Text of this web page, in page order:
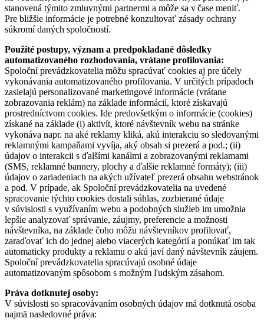
stanovená týmito zmluvnými partnermi a môže sa v čase meniť.
Pre bližšie informácie je potrebné konzultovať zásady ochrany
súkromí daných spoločností.
Použité postupy, význam a predpokladané dôsledky
automatizovaného rozhodovania, vrátane profilovania:
Spoloční prevádzkovatelia môžu spracúvať cookies aj pre účely
vykonávania automatizovaného profilovania. V určitých prípadoch
zasielajú personalizované marketingové informácie (vrátane
zobrazovania reklám) na základe informácií, ktoré získavajú
prostredníctvom cookies. Ide predovšetkým o informácie (cookies)
získané na základe (i) aktivít, ktoré návštevník webu na stránke
vykonáva napr. na aké reklamy kliká, akú interakciu so sledovanými
reklamnými kampaňami vyvíja, aký obsah si prezerá a pod.; (ii)
údajov o interakcii s ďalšími kanálmi a zobrazovanými reklamami
(SMS, reklamné bannery, plochy a ďalšie reklamné formáty); (iii)
údajov o zariadeniach na akých užívateľ prezerá obsahu webstránok
a pod. V prípade, ak Spoloční prevádzkovatelia na uvedené
spracovanie týchto cookies dostali súhlas, zozbierané údaje
v súvislosti s využívaním webu a podobných služieb im umožnia
lepšie analyzovať správanie, záujmy, preferencie a možnosti
návštevníka, na základe čoho môžu návštevníkov profilovať,
zaraďovať ich do jednej alebo viacerých kategórií a ponúkať im tak
automaticky produkty a reklamu o akú javí daný návštevník záujem.
Spoloční prevádzkovatelia spracúvajú osobné údaje
automatizovaným spôsobom s možným ľudským zásahom.
Práva dotknutej osoby:
V súvislosti so spracovávaním osobných údajov má dotknutá osoba
najmä nasledovné práva: